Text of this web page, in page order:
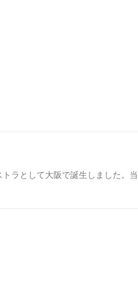
ラとして大阪で誕生しました。